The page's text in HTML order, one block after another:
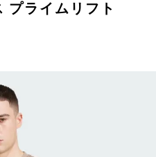
プライムリフト